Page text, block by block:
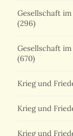
Gesellschaft
(296)
Gesellschaft
(670)
Krieg und
Krieg und
Krieg und